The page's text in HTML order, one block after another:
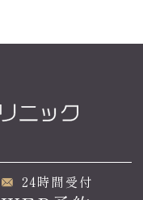
24時間受付